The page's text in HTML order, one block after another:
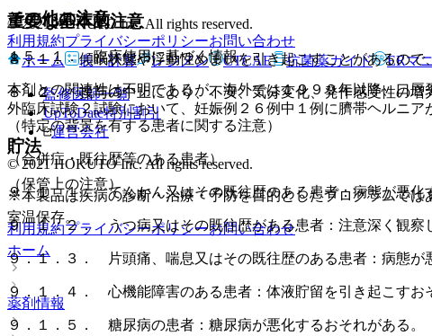
その他の注意
１５．１． 臨床使用に基づく情報
本剤との関連性は不明であるが、海外では１９９９年以降、口
外臨床試験２試験において、妊娠例２６例中１例に臍帯ヘルニ
貯法
（保管上の注意）
室温保存。
ホーム
薬剤情報
重要な基本的注意
８．１． 傾眠状態や浮動性めまいを引き起こすことがあるので
８．２． 投与の中止により、不安、気分変化、発作感受性の増
（特定の背景を有する患者に関する注意）
（合併症・既往歴等のある患者）
９．１．１． てんかん又はその既往歴のある患者：病態が悪化
９．１．２． うつ病又はその既往歴がある患者：注意深く観察
９．１．３． 片頭痛、喘息又はその既往歴のある患者：病態が
９．１．４． 心機能障害のある患者：体液貯留を引き起こすお
９．１．５． 糖尿病の患者：糖尿病が悪化するおそれがある。
© 2021 HOKUTO Inc. All rights reserved.
利用規約プライバシーポリシーお問い合わせ
ホーム
表・計算 レジメン CTCAE 抗菌薬ガイド ERマ
監修医師一覧
UpToDate特別割引
運営会社
© 2021 HOKUTO Inc. All rights reserved.
※本製品は疾病の診断・治療・予防を目的としたプログラムでは
利用規約プライバシーポリシーお問い合わせ